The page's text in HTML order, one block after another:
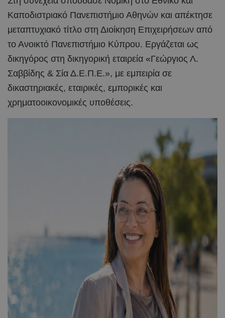
Καποδιστριακό Πανεπιστήμιο Αθηνών και απέκτησε
μεταπτυχιακό τίτλο στη Διοίκηση Επιχειρήσεων από
το Ανοικτό Πανεπιστήμιο Κύπρου. Εργάζεται ως
δικηγόρος στη δικηγορική εταιρεία «Γεώργιος Λ.
Σαββίδης & Σία Δ.Ε.Π.Ε.», με εμπειρία σε
δικαστηριακές, εταιρικές, εμπορικές και
χρηματοοικονομικές υποθέσεις.